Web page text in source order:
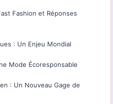
Fashion et Réponses
: Un Enjeu Mondial
Mode Écoresponsable
: Un Nouveau Gage de